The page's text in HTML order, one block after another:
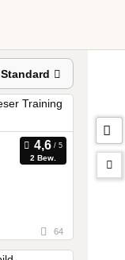
Standard
2 Bew.
64